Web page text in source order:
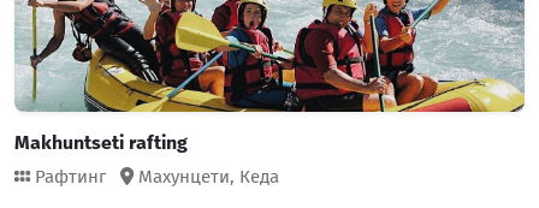
Makhuntseti rafting
Рафтинг Махунцети, Кеда